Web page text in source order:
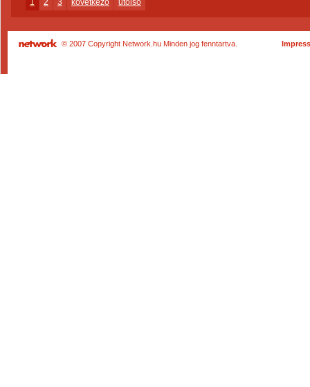
1 2 3 következő utolsó
© 2007 Copyright Network.hu Minden jog fenntartva.